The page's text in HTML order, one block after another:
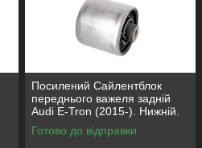
Посилений Сайлентблок
переднього важеля задній
Audi E-Tron (2015-). Нижній.
КОРЕЯ Acsuss! 42311 ,
FE173168 ,
Готово до відправки